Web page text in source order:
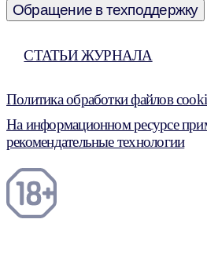
Обращение в техподдержку
СТАТЬИ ЖУРНАЛА
Политика обработки файлов
На информационном ресурсе
рекомендательные технологии